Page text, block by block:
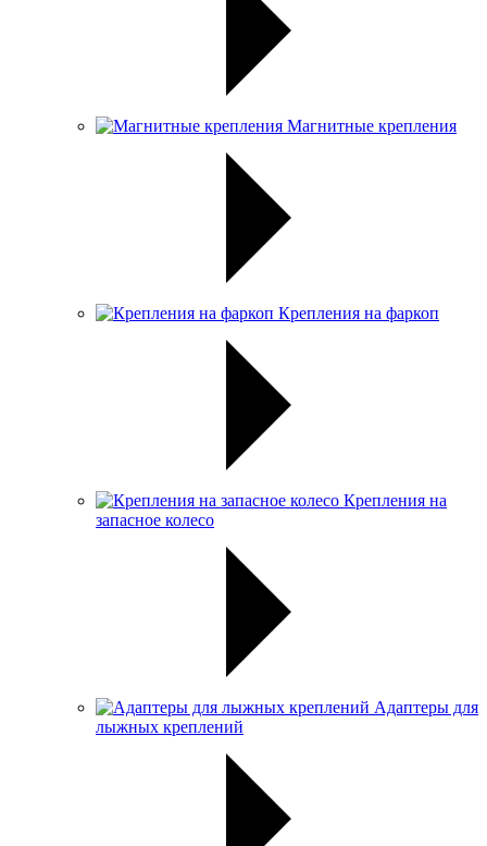
Магнитные крепления
Крепления на фаркоп
Крепления на
запасное колесо
Адаптеры для
лыжных креплений